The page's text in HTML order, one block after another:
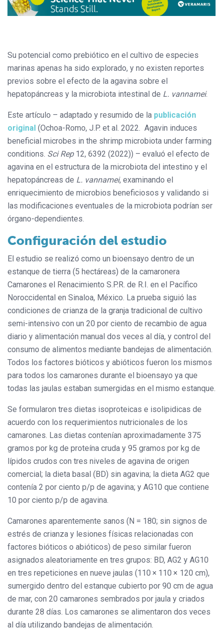
Su potencial como prebiótico en el cultivo de especies
marinas apenas ha sido explorado, y no existen reportes
previos sobre el efecto de la agavina sobre el
hepatopáncreas y la microbiota intestinal de L. vannamei.
Este artículo – adaptado y resumido de la publicación
original (Ochoa-Romo, J.P. et al. 2022. Agavin induces
beneficial microbes in the shrimp microbiota under farming
conditions. Sci Rep12, 6392 (2022)) – evaluó el efecto de
agavina en el estructura de la microbiota del intestino y el
hepatopáncreas de L. vannamei, examinando el
enriquecimiento de microbios beneficiosos y validando si
las modificaciones eventuales de la microbiota podrían ser
órgano-dependientes.
Configuración del estudio
El estudio se realizó como un bioensayo dentro de un
estanque de tierra (5 hectáreas) de la camaronera
Camarones el Renacimiento S.P.R. de R.I. en el Pacífico
Noroccidental en Sinaloa, México. La prueba siguió las
condiciones de crianza de la granja tradicional de cultivo
semi-intensivo con un 20 por ciento de recambio de agua
diario y alimentación manual dos veces al día, y control del
consumo de alimentos mediante bandejas de alimentación.
Todos los factores bióticos y abióticos fueron los mismos
para todos los camarones durante el bioensayo ya que
todas las jaulas estaban sumergidas en el mismo estanque.
Se formularon tres dietas isoproteicas e isolipidicas de
acuerdo con los requerimientos nutricionales de los
camarones. Las dietas contenían aproximadamente 375
gramos por kg de proteína cruda y 95 gramos por kg de
lípidos crudos con tres niveles de agavina de origen
comercial; la dieta basal (BD) sin agavina; la dieta AG2 que
contenía 2 por ciento p/p de agavina; y AG10 que contiene
10 por ciento p/p de agavina.
Camarones aparentemente sanos (N = 180; sin signos de
estrés de crianza y lesiones físicas relacionadas con
factores bióticos o abióticos) de peso similar fueron
asignados aleatoriamente en tres grupos: BD, AG2 y AG10
en tres repeticiones en nueve jaulas (110 × 110 × 120 cm),
sumergido dentro del estanque cubierto por 90 cm de agua
de mar, con 20 camarones sembrados por jaula y criados
durante 28 días. Los camarones se alimentaron dos veces
al día utilizando bandejas de alimentación.